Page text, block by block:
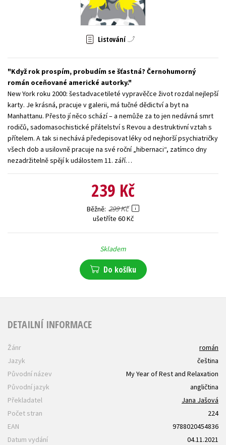
Zahraniční literatura
Všechny tituly
Listování
Když rok prospím, probudím se šťastná? Černohumorný
román oceňované americké autorky.
New York roku 2000: šestadvacetileté vypravěčce život rozdal nejlepší
karty. Je krásná, pracuje v galerii, má tučné dědictví a byt na
Manhattanu. Přesto jí něco schází – a nemůže za to jen nedávná smrt
rodičů, sadomasochistické přátelství s Revou a destruktivní vztah s
přítelem. A tak si nechává předepisovat léky od nejhorší psychiatričky
všech dob a usilovně pracuje na své roční „hibernaci“, zatímco dny
nezadržitelně spějí k událostem 11. září…
239 Kč
Běžně 299 Kč
ušetříte 60 Kč
Skladem
Do košíku
DETAILNÍ INFORMACE
Žánr
román
Jazyk
čeština
Původní název
My Year of Rest and Relaxation
Původní jazyk
angličtina
Překladatel
Jana Jašová
Počet stran
224
EAN
9788020454836
Datum vydání
04.11.2021